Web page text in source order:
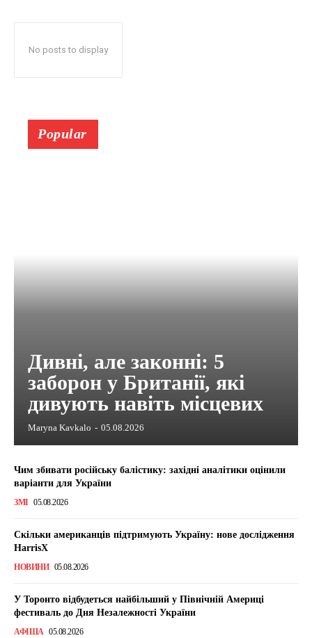
No posts to display
Popular
Дивні, але законні: 5
заборон у Британії, які
дивують навіть місцевих
Maryna Kavkalo - 05.08.2026
Чим збивати російську балістику: західні аналітики оцінили
варіанти для України
ЗМІ 05.08.2026
Скільки американців підтримують Україну: нове дослідження
HarrisX
НОВИНИ 05.08.2026
У Торонто відбудеться найбільший у Північній Америці
фестиваль до Дня Незалежності України
АФІША 05.08.2026